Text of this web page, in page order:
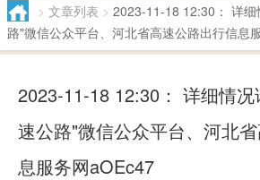
> 文章列表 > 2023-11-18 12:30： 详
路"微信公众平台、河北省高速公路出行信息
2023-11-18 12:30： 详细情
速公路"微信公众平台、河北
息服务网aOEc47 ​​​